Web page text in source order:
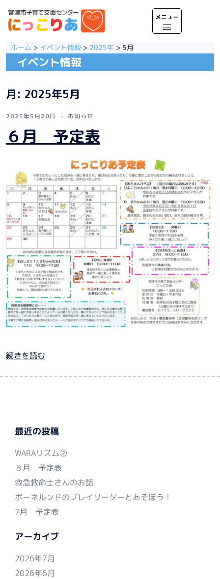
へ
キ
ト
グ
メ
ュ
ホーム > イベント情報 > 2025年 > 5月
イベント情報
月: 2025年5月
2025年5月20日 お知らせ
６月 予定表
続きを読む
最近の投稿
WARAリズム②
８月 予定表
救急救命士さんのお話
ボーネルンドのプレイリーダーとあそぼう！
7月 予定表
アーカイブ
2026年7月
2026年6月